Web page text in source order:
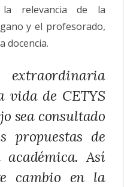
la relevancia de la
y el profesorado,
docencia.
vida de CETYS
sea consultado
propuestas de
Así
cambio en la